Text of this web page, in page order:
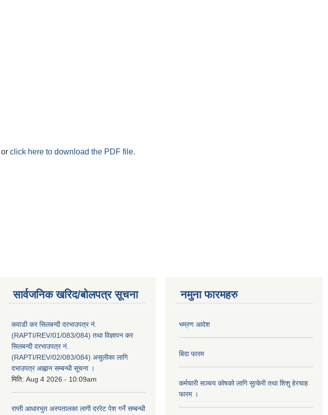
or click here to download the PDF file.
सार्वजनिक खरिद/बोलपत्र सूचना
कवाडी कर सिलबन्दी दरभाउपत्र नं.
(RAPTI/REV/01/083/084) तथा विज्ञापन कर
सिलबन्दी दरभाउपत्र नं.
(RAPTI/REV/02/083/084) असुलीका लागि
दभाउपत्र आह्वान सम्बन्धी सूचना ।
मिति: Aug 4 2026 - 10:09am
राप्ती आधारभुत अस्पतालका लागी दररेट पेश गर्ने सम्बन्धी
नमुना फारमहरु
भम्रण आदेश
बिदा फारम
कर्मचारी सञ्चय कोषको लागि सुत्केरी तथा शिशु हेरचाह
फारम ।